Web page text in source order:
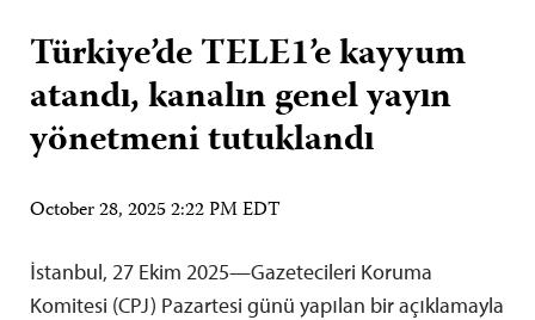
Türkiye’de TELE1’e kayyum
atandı, kanalın genel yayın
yönetmeni tutuklandı
October 28, 2025 2:22 PM EDT
İstanbul, 27 Ekim 2025—Gazetecileri Koruma
Komitesi (CPJ) Pazartesi günü yapılan bir açıklamayla